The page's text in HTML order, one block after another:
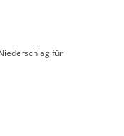
für